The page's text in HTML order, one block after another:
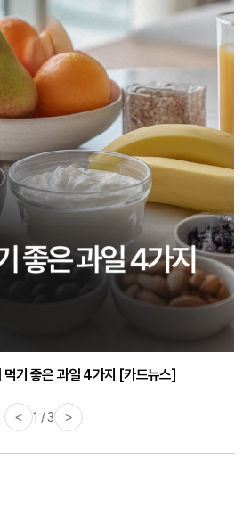
먹기 좋은 과일 4가지 [카드뉴스]
< 1 / 3 >